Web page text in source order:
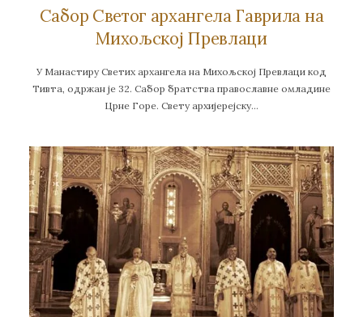
Сабор Светог архангела Гаврила на
Михољској Превлаци
У Манастиру Светих архангела на Михољској Превлаци код
Тивта, одржан је 32. Сабор братства православне омладине
Црне Горе. Свету архијерејску…